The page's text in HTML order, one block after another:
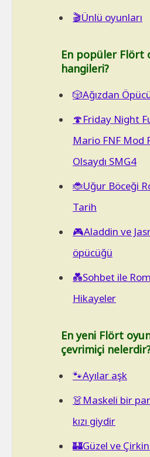
🎬Ünlü oyunları
En popüler Flört
hangileri?
🎲Ağızdan
🍄Friday Night
Mario FNF Mod
Olsaydı SMG4
🐞Uğur Böceği
Tarih
🎮Aladdin ve
öpücüğü
💑Sohbet ile
Hikayeler
En yeni Flört
çevrimiçi
🐾Ayılar aşk
👗Maskeli bir
kızı giydir
🏰Güzel ve